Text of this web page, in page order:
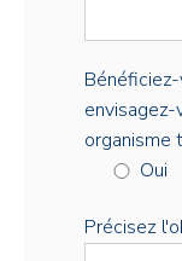
envisagez-
organisme
Oui
Précisez